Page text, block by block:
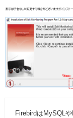
FirebirdはMySQL